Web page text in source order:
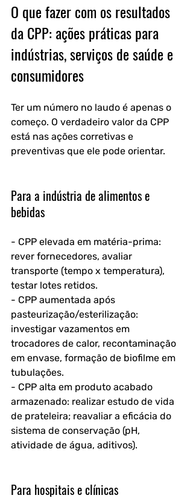
O que fazer com os resultados
da CPP: ações práticas para
indústrias, serviços de saúde e
consumidores
Ter um número no laudo é apenas o
começo. O verdadeiro valor da CPP
está nas ações corretivas e
preventivas que ele pode orientar.
Para a indústria de alimentos e
bebidas
- CPP elevada em matéria-prima:
rever fornecedores, avaliar
transporte (tempo x temperatura),
testar lotes retidos.
- CPP aumentada após
pasteurização/esterilização:
investigar vazamentos em
trocadores de calor, recontaminação
em envase, formação de biofilme em
tubulações.
- CPP alta em produto acabado
armazenado: realizar estudo de vida
de prateleira; reavaliar a eficácia do
sistema de conservação (pH,
atividade de água, aditivos).
Para hospitais e clínicas